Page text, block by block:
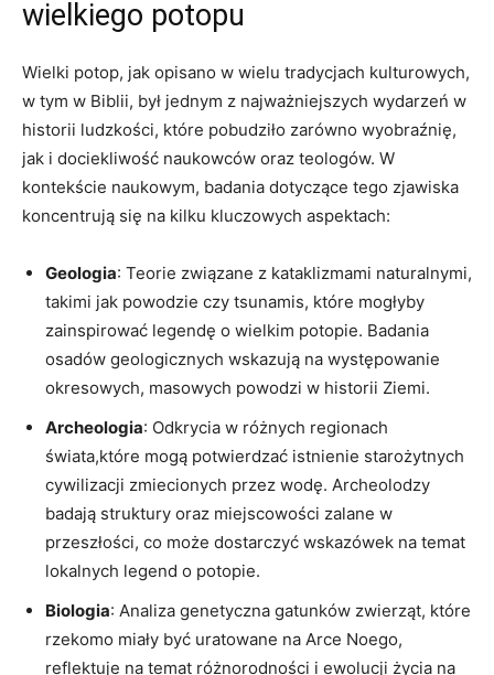
wielkiego potopu
Wielki​ potop, jak⁢ opisano w wielu ‌tradycjach ⁢kulturowych,
w tym w Biblii, był jednym z najważniejszych wydarzeń ‌w
historii ​ludzkości, które pobudziło​ zarówno wyobraźnię,
⁣jak⁤ i dociekliwość naukowców oraz teologów. W
kontekście naukowym, badania ⁢dotyczące tego zjawiska
koncentrują się na ​kilku kluczowych ⁢aspektach:
Geologia: Teorie związane z kataklizmami ⁢naturalnymi,
takimi ⁤jak‍ powodzie czy tsunamis, które mogłyby
zainspirować legendę‌ o​ wielkim⁣ potopie. Badania
‍osadów geologicznych wskazują na występowanie
okresowych, masowych powodzi w ‌historii Ziemi.
Archeologia: Odkrycia w ​różnych regionach
świata,które mogą potwierdzać istnienie starożytnych
cywilizacji‍ zmiecionych przez wodę. Archeolodzy
badają struktury oraz miejscowości zalane w⁢
przeszłości, co może dostarczyć wskazówek na temat
lokalnych legend o potopie.
Biologia: Analiza genetyczna gatunków zwierząt, które
rzekomo⁤ miały być uratowane na‌ Arce ⁣Noego,
reflektuje na temat różnorodności i ewolucji życia na